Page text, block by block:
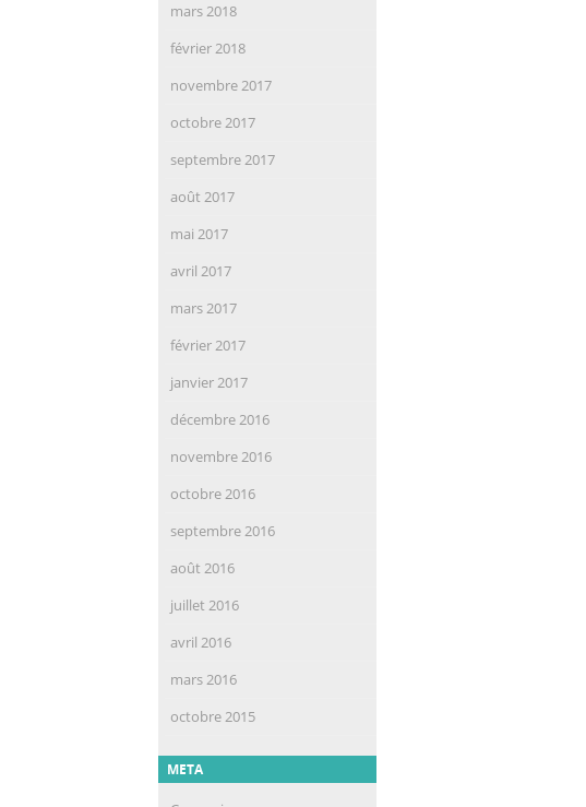
mars 2018
février 2018
novembre 2017
octobre 2017
septembre 2017
août 2017
mai 2017
avril 2017
mars 2017
février 2017
janvier 2017
décembre 2016
novembre 2016
octobre 2016
septembre 2016
août 2016
juillet 2016
avril 2016
mars 2016
octobre 2015
META